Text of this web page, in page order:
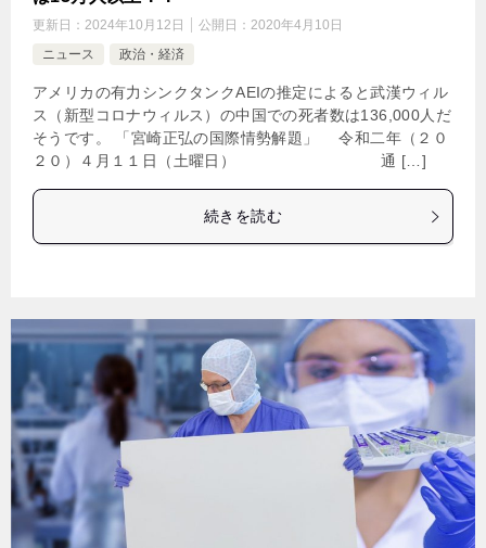
更新日： 2024年10月12日 公開日： 2020年4月10日
ニュース
政治・経済
アメリカの有力シンクタンクAEIの推定によると武漢ウィル
ス（新型コロナウィルス）の中国での死者数は136,000人だ
そうです。 「宮崎正弘の国際情勢解題」 令和二年（２０
２０）４月１１日（土曜日） 通 […]
続きを読む